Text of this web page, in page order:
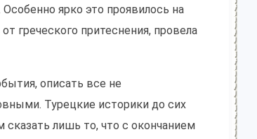
ярко это проявилось на
греческого притеснения, провела
описать все не
Турецкие историки до сих
лишь то, что с окончанием